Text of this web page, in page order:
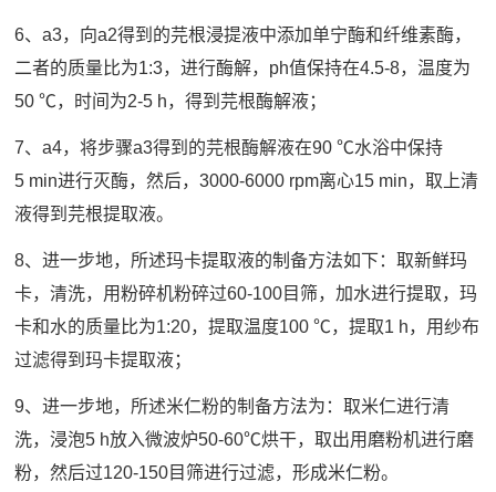
6、a3，向a2得到的芫根浸提液中添加单宁酶和纤维素酶，
二者的质量比为1:3，进行酶解，ph值保持在4.5-8，温度为
50 ℃，时间为2-5 h，得到芫根酶解液；
7、a4，将步骤a3得到的芫根酶解液在90 ℃水浴中保持
5 min进行灭酶，然后，3000-6000 rpm离心15 min，取上清
液得到芫根提取液。
8、进一步地，所述玛卡提取液的制备方法如下：取新鲜玛
卡，清洗，用粉碎机粉碎过60-100目筛，加水进行提取，玛
卡和水的质量比为1:20，提取温度100 ℃，提取1 h，用纱布
过滤得到玛卡提取液；
9、进一步地，所述米仁粉的制备方法为：取米仁进行清
洗，浸泡5 h放入微波炉50-60℃烘干，取出用磨粉机进行磨
粉，然后过120-150目筛进行过滤，形成米仁粉。